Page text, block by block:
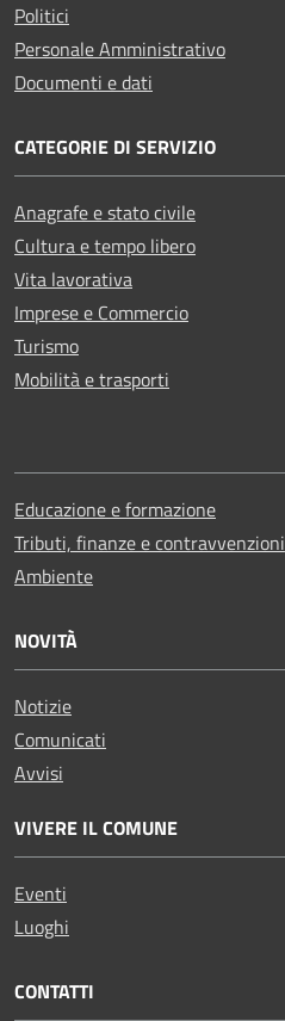
Politici
Personale Amministrativo
Documenti e dati
CATEGORIE DI SERVIZIO
Anagrafe e stato civile
Cultura e tempo libero
Vita lavorativa
Imprese e Commercio
Turismo
Mobilità e trasporti
Educazione e formazione
Tributi, finanze e contravvenzioni
Ambiente
NOVITÀ
Notizie
Comunicati
Avvisi
VIVERE IL COMUNE
Eventi
Luoghi
CONTATTI